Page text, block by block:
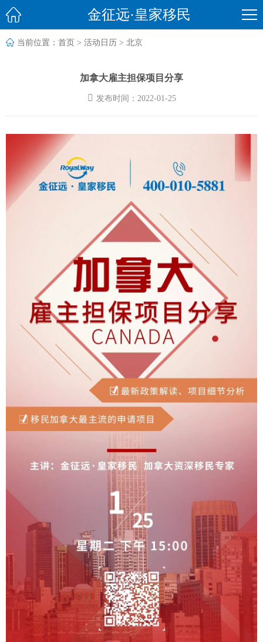
 金征远·皇家移民
 当前位置： 首页 > 活动日历 > 北京
加拿大雇主担保项目分享
 发布时间：2022-01-25